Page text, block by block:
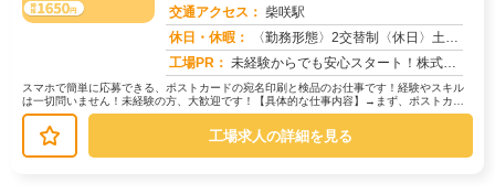
交通アクセス： 柴咲駅
休日・休暇：
〈勤務形態〉2交替制〈休日〉土日★ＧＷ★夏季休暇★冬季休暇★年末年始
工場PR： 未経験からでも安心スタート！株式会社京栄センターで新しい一歩を踏み出してみませんか？→ 応募から最短翌日勤務開始！...
スマホで簡単に応募できる、ポストカードの宛名印刷と検品のお仕事です！経験やスキル
は一切問いません！未経験の方、大歓迎です！【具体的な仕事内容】→まず、ポストカー
ドに宛名情報を印刷します。→次に、...
工場求人の詳細を見る